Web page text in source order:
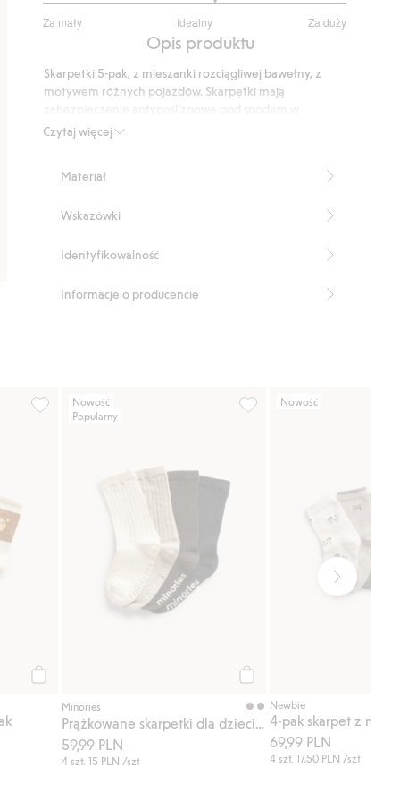
Za mały Idealny Za duży
na
66
głosów
Opis produktu
Czytaj więcej
Skarpetki 5-pak, z mieszanki rozciągliwej bawełny, z
motywem różnych pojazdów. Skarpetki mają
rozmiarach 23/26-27/30. Dwie pary w paski, jedna
Numer artykułu
Materiał
Wskazówki
Identyfikowalność
Informacje o producencie
Dodaj do listy ulubione
Skarpetki we wzory, 4-pak, Dodaj do listy ulubione
Nowość
Popularny
Minories
Prążkowane skarpetki dla dzieci, 4-pak
59,99 PLN
4 szt. 15 PLN /szt
Nowość
Newbie
69,99 PLN
4 szt. 17,50 PLN /szt